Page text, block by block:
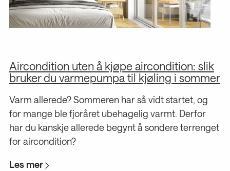
Aircondition uten å kjøpe aircondition: slik
bruker du varmepumpa til kjøling i sommer
Varm allerede? Sommeren har så vidt startet, og
for mange ble fjoråret ubehagelig varmt. Derfor
har du kanskje allerede begynt å sondere terrenget
for aircondition?
Les mer